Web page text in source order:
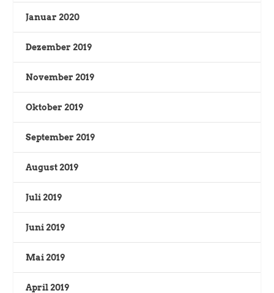
Januar 2020
Dezember 2019
November 2019
Oktober 2019
September 2019
August 2019
Juli 2019
Juni 2019
Mai 2019
April 2019